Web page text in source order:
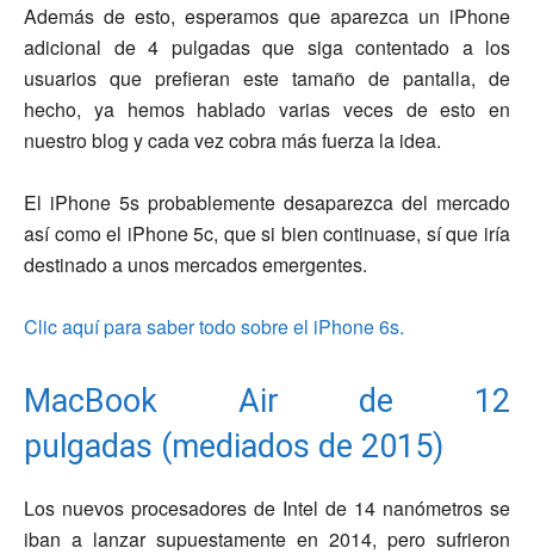
Además de esto, esperamos que aparezca un iPhone
adicional de 4 pulgadas que siga contentado a los
usuarios que prefieran este tamaño de pantalla, de
hecho, ya hemos hablado varias veces de esto en
nuestro blog y cada vez cobra más fuerza la idea.
El iPhone 5s probablemente desaparezca del mercado
así como el iPhone 5c, que si bien continuase, sí que iría
destinado a unos mercados emergentes.
Clic aquí para saber todo sobre el iPhone 6s.
MacBook Air de 12
pulgadas (mediados de 2015)
Los nuevos procesadores de Intel de 14 nanómetros se
iban a lanzar supuestamente en 2014, pero sufrieron